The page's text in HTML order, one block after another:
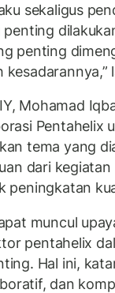
sekaligus
penting
penting
kesadarannya,”
Mohamad
Pentahelix
tema yang
dari
peningkatan
muncul
pentahelix
Hal ini,
dan